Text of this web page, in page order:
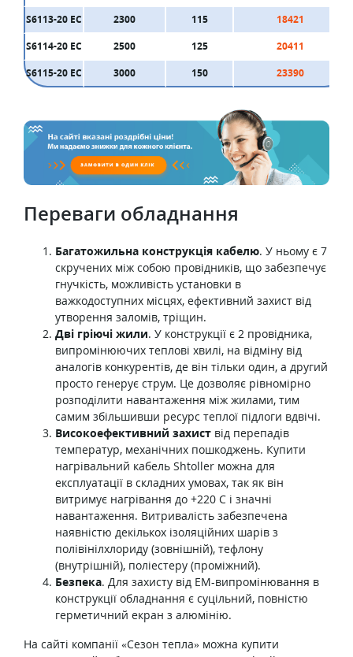
S6113-20 ЕС
2300 115
18421
S6114-20 ЕС
2500 125
20411
S6115-20 ЕС
3000 150 23390
Переваги обладнання
Багатожильна конструкція кабелю. У ньому є 7
скручених між собою провідників, що забезпечує
гнучкість, можливість установки в
важкодоступних місцях, ефективний захист від
утворення заломів, тріщин.
Дві гріючі жили. У конструкції є 2 провідника,
випромінюючих теплові хвилі, на відміну від
аналогів конкурентів, де він тільки один, а другий
просто генерує струм. Це дозволяє рівномірно
розподілити навантаження між жилами, тим
самим збільшивши ресурс теплої підлоги вдвічі.
Високоефективний захист від перепадів
температур, механічних пошкоджень. Купити
нагрівальний кабель Shtoller можна для
експлуатації в складних умовах, так як він
витримує нагрівання до +220 С і значні
навантаження. Витривалість забезпечена
наявністю декількох ізоляційних шарів з
полівінілхлориду (зовнішній), тефлону
(внутрішній), поліестеру (проміжний).
Безпека. Для захисту від ЕМ-випромінювання в
конструкції обладнання є суцільний, повністю
герметичний екран з алюмінію.
На сайті компанії «Сезон тепла» можна купити